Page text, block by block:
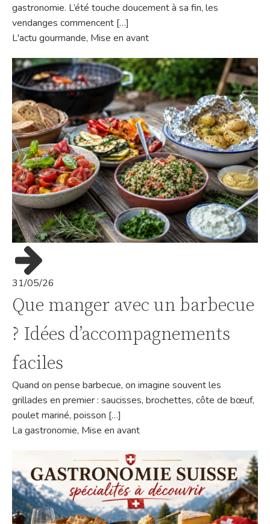
gastronomie. L’été touche doucement à sa fin, les
vendanges commencent […]
L'actu gourmande, Mise en avant
31/05/26
Que manger avec un barbecue
? Idées d’accompagnements
faciles
Quand on pense barbecue, on imagine souvent les
grillades en premier : saucisses, brochettes, côte de bœuf,
poulet mariné, poisson […]
La gastronomie, Mise en avant